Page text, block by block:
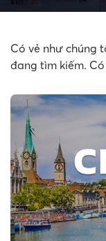
Có vẻ như chúng
đang tìm kiếm.